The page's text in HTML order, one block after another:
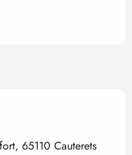
65110 Cauterets